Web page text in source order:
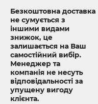
Безкоштовна доставка
не сумується з
іншими видами
знижок, це
залишається на Ваш
самостійний вибір.
Менеджер та
компанія не несуть
відповідальності за
упущену вигоду
клієнта.